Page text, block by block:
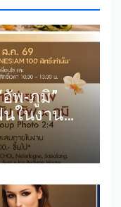
พ-ภูมิ”
ในงาน
น Group
าคมนี้